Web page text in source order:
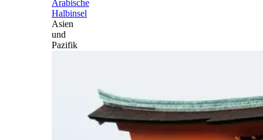
Arabische
Halbinsel
Asien
und
Pazifik